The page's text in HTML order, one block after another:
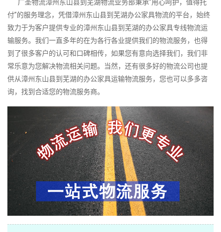
广圣物流漳州东山县到芜湖物流业务部秉承“用心呵护，值得托
付”的服务理念，凭借漳州东山县到芜湖办公家具物流的平台，始终
致力于为客户提供专业的漳州东山县到芜湖的办公家具专线物流运
输服务。我们一直多年的在为各行各业提供我们的物流服务，也得
到了很多客户的认可和口碑相传，如果您有意向选择我们，我们非
常乐意为您解决物流相关问题。当然，还有很多好的物流公司也提
供从漳州东山县到芜湖的办公家具运输物流服务，您也可以多多咨
询，找到合适您的物流服务商。